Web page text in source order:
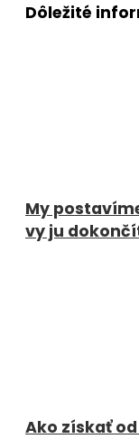
Dôležité
My
vy ju
Ako získať